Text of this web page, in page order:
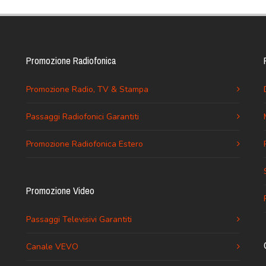
Promozione Radiofonica
Promozione Radio, TV & Stampa
Passaggi Radiofonici Garantiti
Promozione Radiofonica Estero
Promozione Video
Passaggi Televisivi Garantiti
Canale VEVO